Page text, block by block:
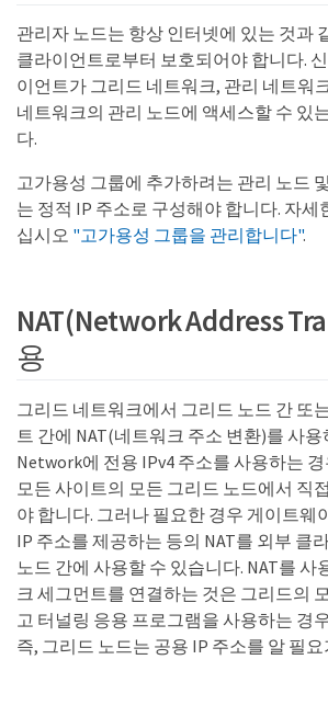
관리자 노드는 항상 인터넷에 있는 것과
클라이언트로부터 보호되어야 합니다.
이언트가 그리드 네트워크, 관리 네트워
네트워크의 관리 노드에 액세스할 수 있
다.
고가용성 그룹에 추가하려는 관리 노드
는 정적 IP 주소로 구성해야 합니다. 자세
십시오 "고가용성 그룹을 관리합니다".
NAT(Network Address
용
그리드 네트워크에서 그리드 노드 간 또
트 간에 NAT(네트워크 주소 변환)를 사
Network에 전용 IPv4 주소를 사용하는
모든 사이트의 모든 그리드 노드에서 직
야 합니다. 그러나 필요한 경우 게이트웨
IP 주소를 제공하는 등의 NAT를 외부 클
노드 간에 사용할 수 있습니다. NAT를 사
크 세그먼트를 연결하는 것은 그리드의
고 터널링 응용 프로그램을 사용하는 경
즉, 그리드 노드는 공용 IP 주소를 알 필